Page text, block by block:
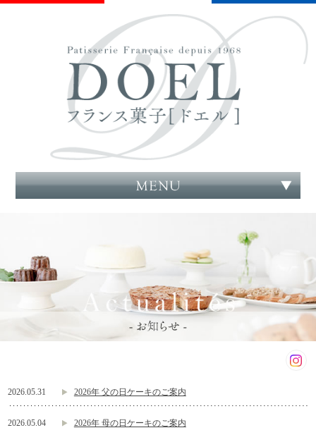
2026.05.31 2026年 父の日ケーキのご案内
2026.05.04 2026年 母の日ケーキのご案内